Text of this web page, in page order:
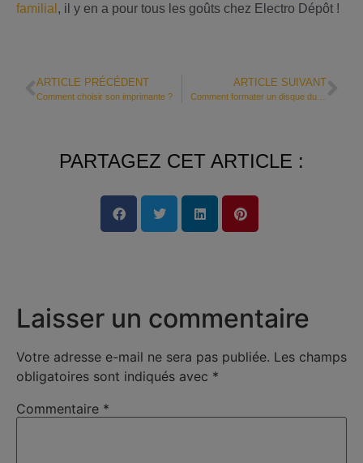
familial , il y en a pour tous les goûts chez Electro Dépôt !
ARTICLE PRÉCÉDENT
Comment choisir son imprimante ?
ARTICLE SUIVANT
Comment formater un disque dur ? Le Guide
PARTAGEZ CET ARTICLE :
Laisser un commentaire
Votre adresse e-mail ne sera pas publiée. Les champs
obligatoires sont indiqués avec *
Commentaire *